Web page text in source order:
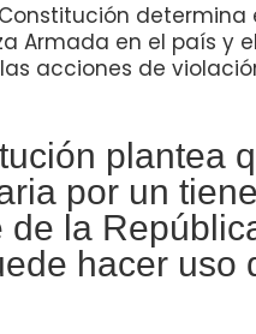
Armada en el país y
acciones de
plantea
por un
de la
hacer uso